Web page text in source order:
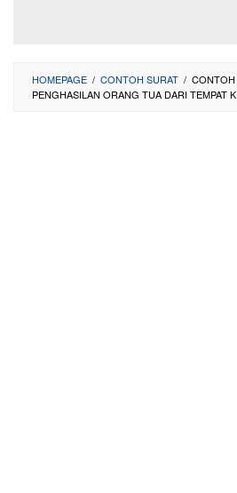
HOMEPAGE / CONTOH SURAT / CONTOH
PENGHASILAN ORANG TUA DARI TEMPAT